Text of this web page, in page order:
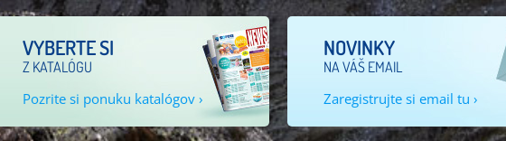
VYBERTE SI
Z KATALÓGU
Pozrite si ponuku katalógov ›
NOVINKY
NA VÁŠ EMAIL
Zaregistrujte si email tu ›